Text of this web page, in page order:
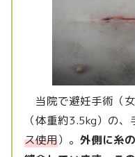
当院で避妊手術（
（体重約3.5kg）の
ス使用）。外側に糸